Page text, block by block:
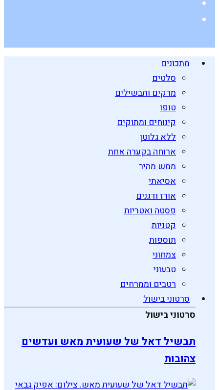
מתכונים
סלטים
מרקים ותבשילים
טופו
קינוחים ומתוקים
ללא גלוטן
ארוחה בקערה אחת
ממש מהיר
אסיאתי
אורז ודגנים
פסטה ואטריות
קטניות
תוספות
צמחוני
טבעוני
רטבים וממרחים
סרטוני בישול
סרטוני בישול
תבשיל דאל של שעועית מאש ועדשים
צהובות